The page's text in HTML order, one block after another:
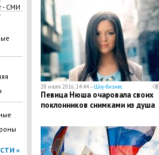
- СМИ
»
28 июля 2016, 14:44 —Шоу-бизнес
Певица Нюша очаровала своих
поклонников снимками из душа